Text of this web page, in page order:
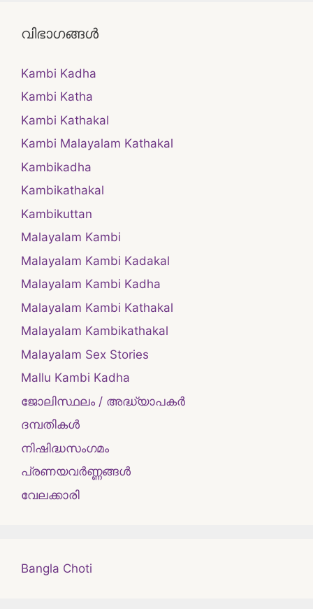
വിഭാഗങ്ങൾ
Kambi Kadha
Kambi Katha
Kambi Kathakal
Kambi Malayalam Kathakal
Kambikadha
Kambikathakal
Kambikuttan
Malayalam Kambi
Malayalam Kambi Kadakal
Malayalam Kambi Kadha
Malayalam Kambi Kathakal
Malayalam Kambikathakal
Malayalam Sex Stories
Mallu Kambi Kadha
ജോലിസ്ഥലം / അദ്ധ്യാപകർ
ദമ്പതികള്‍
നിഷിദ്ധസംഗമം
പ്രണയവർണ്ണങ്ങൾ
വേലക്കാരി
Bangla Choti